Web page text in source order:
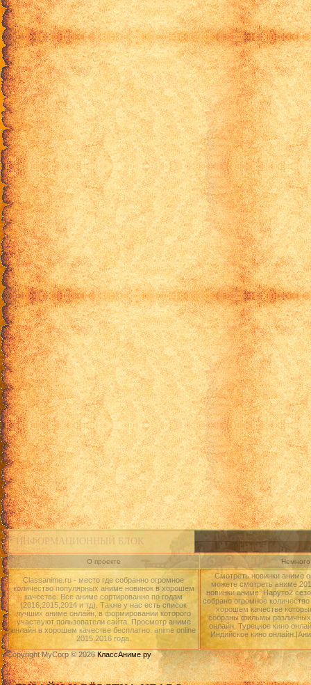
ИНФОРМАЦИОННЫЙ БЛОК
О проекте
Classanime.ru - место где собранно огромное
количество популярных аниме новинок в хорошем
качестве. Все аниме сортированно по годам
(2016,2015,2014 и тд). Также у нас есть список
лучших аниме онлайн, в формировании которого
участвуют пользователи сайта. Просмотр аниме
онлайн в хорошем качестве бесплатно. anime online
2015,2016 года.
Смотреть новинки аниме
можете смотреть аниме
новинки аниме: Наруто2
собрано огромное
хорошем качестве
собраны фильмы различных
онлайн, Турецкое кино
Индийское кино
Copyright MyCorp © 2026КлассАниме.ру